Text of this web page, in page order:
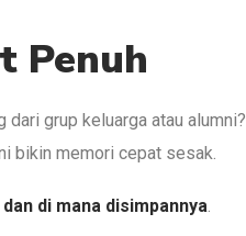
Penuh
grup keluarga atau alumni?
bikin memori cepat sesak.
di mana disimpannya.